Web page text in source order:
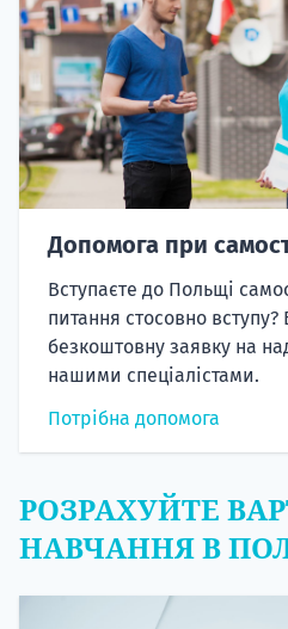
Допомога при
Вступаєте до Польщі
питання стосовно вступу?
безкоштовну заявку на
нашими спеціалістами.
Потрібна допомога
РОЗРАХУЙТЕ
НАВЧАННЯ В